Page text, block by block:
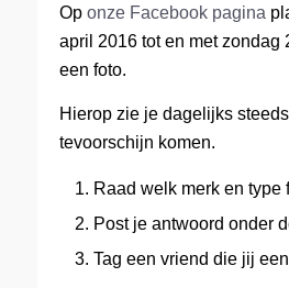
Op onze Facebook pagina
april 2016 tot en met zondag
een foto.
Hierop zie je dagelijks
tevoorschijn komen.
Raad welk merk en type
Post je antwoord onder
Tag een vriend die jij